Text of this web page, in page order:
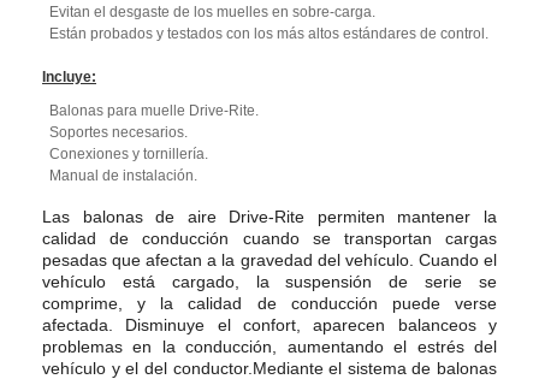
Evitan el desgaste de los muelles en sobre-carga.
Están probados y testados con los más altos estándares de control.
Incluye:
Balonas para muelle Drive-Rite.
Soportes necesarios.
Conexiones y tornillería.
Manual de instalación.
Las balonas de aire Drive-Rite permiten mantener la
calidad de conducción cuando se transportan cargas
pesadas que afectan a la gravedad del vehículo. Cuando el
vehículo está cargado, la suspensión de serie se
comprime, y la calidad de conducción puede verse
afectada. Disminuye el confort, aparecen balanceos y
problemas en la conducción, aumentando el estrés del
vehículo y el del conductor.Mediante el sistema de balonas